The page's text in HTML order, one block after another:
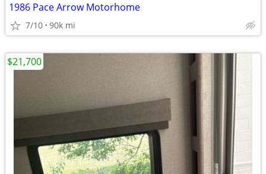
1986 Pace Arrow Motorhome
7/10 90k mi
$21,700